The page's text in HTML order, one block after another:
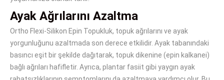
Ayak Ağrılarını Azaltma
Ortho Flexi-Silikon Epin Topukluk, topuk ağrılarını ve ayak
yorgunluğunu azaltmada son derece etkilidir. Ayak tabanındaki
basıncı eşit bir şekilde dağıtarak, topuk dikenine (epin kalkanei)
bağlı ağrıları hafifletir. Ayrıca, plantar fasiit gibi yaygın ayak